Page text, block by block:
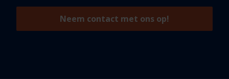
Neem contact met ons op!